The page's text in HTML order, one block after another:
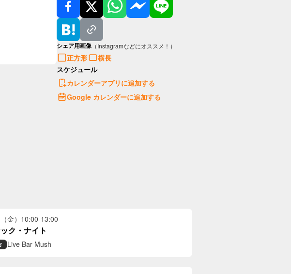
シェア用画像 （Instagramなどにオススメ！）
正方形
横長
スケジュール
カレンダーアプリに追加する
Google カレンダーに追加する
金） 10:00-13:00
ク・ナイト
Live Bar Mush